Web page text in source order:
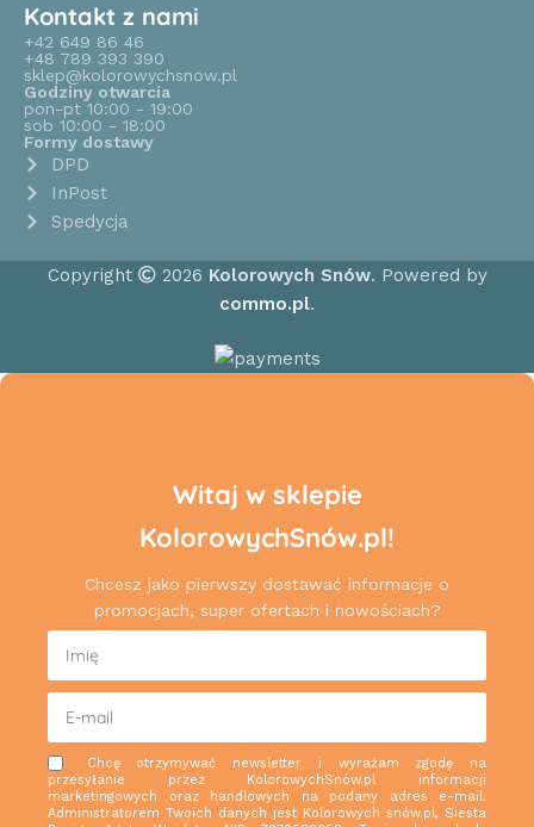
Kontakt z nami
+42 649 86 46
+48 789 393 390
sklep@kolorowychsnow.pl
Godziny otwarcia
pon-pt 10:00 - 19:00
sob 10:00 - 18:00
Formy dostawy
DPD
InPost
Spedycja
Copyright 2026 Kolorowych Snów. Powered by
commo.pl.
Witaj w sklepie
KolorowychSnów.pl!
Chcesz jako pierwszy dostawać informacje o
promocjach, super ofertach i nowościach?
Chcę otrzymywać newsletter i wyrażam zgodę na
przesyłanie przez KolorowychSnów.pl informacji
marketingowych oraz handlowych na podany adres e-mail.
Administratorem Twoich danych jest Kolorowych snów.pl, Siesta